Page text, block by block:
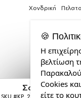
Σόνικ ο
SKU #KP_26057_11oz
Χονδρική
🍪
Η
βελτίωση
Cookies
είτε το